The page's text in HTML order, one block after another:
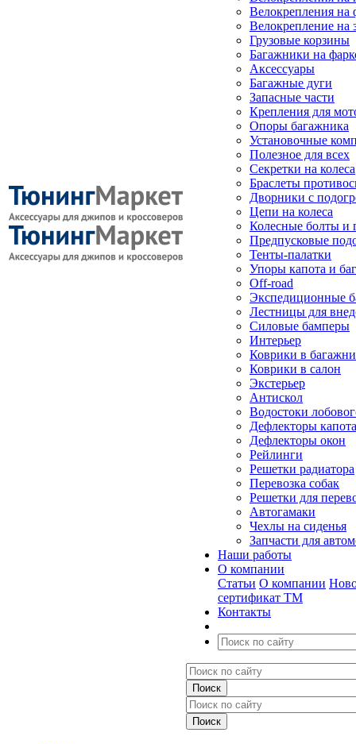
Велокрепления на
Велокрепление на
Грузовые корзины
Багажники на
Аксессуары
Багажные дуги
Запасные части
Крепления для
Опоры багажника
Установочные
Полезное для всех
Секретки на колеса
Браслеты
Дворники с
Цепи на колеса
Колесные болты и
Предпусковые
Тенты-палатки
Упоры капота и
Off-road
Экспедиционные
Лестницы для
Силовые бамперы
Интерьер
Коврики в
Коврики в салон
Экстерьер
Антискол
Водостоки
Дефлекторы капота
Дефлекторы окон
Рейлинги
Решетки радиатора
Перевозка собак
Решетки для
Автогамаки
Чехлы на сиденья
Запчасти для
Наши работы
О компании
Статьи О компании
сертификат ТМ
Контакты